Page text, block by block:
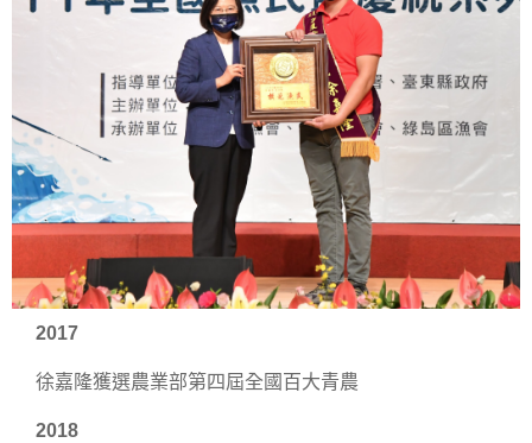
2017
徐嘉隆獲選農業部第四屆全國百大青農
2018